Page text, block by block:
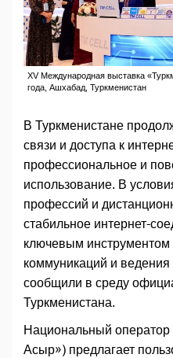
XV Международная выставка
года, Ашхабад, Туркменистан
В Туркменистане
связи и доступа к
профессиональное и
использование. В
профессий и
стабильное интернет-
ключевым инструментом
коммуникаций и
сообщили в среду
Туркменистана.
Национальный
Асыр») предлагает